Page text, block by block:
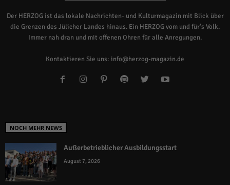
Der HERZOG ist das lokale Nachrichten- und Kulturmagazin mit Blick über
die Grenzen des Jülicher Landes hinaus. Ein HERZOG vom und für's Volk.
Immer nah dran und mit offenen Ohren für alle Anregungen.
Kontaktieren Sie uns: info@herzog-magazin.de
NOCH MEHR NEWS
Außerbetrieblicher Ausbildungsstart
August 7, 2026